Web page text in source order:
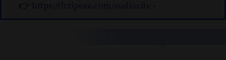
👉
-